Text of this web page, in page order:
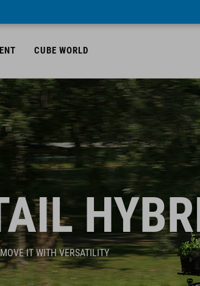
CUBE WORLD
MOVE IT WITH VERSATILITY